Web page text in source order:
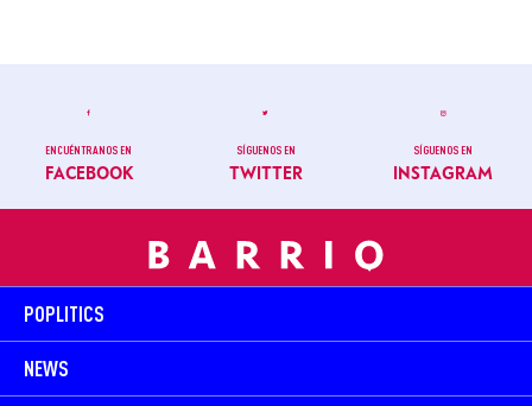
ENCUÉNTRANOS EN
FACEBOOK
SÍGUENOS EN
TWITTER
SÍGUENOS EN
INSTAGRAM
POPLITICS
NEWS